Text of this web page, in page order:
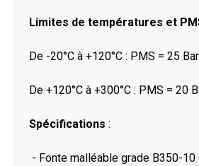
Limites de températures et
De -20°C à +120°C : PMS = 25
De +120°C à +300°C : PMS = 20
Spécifications :
- Fonte malléable grade B350-10